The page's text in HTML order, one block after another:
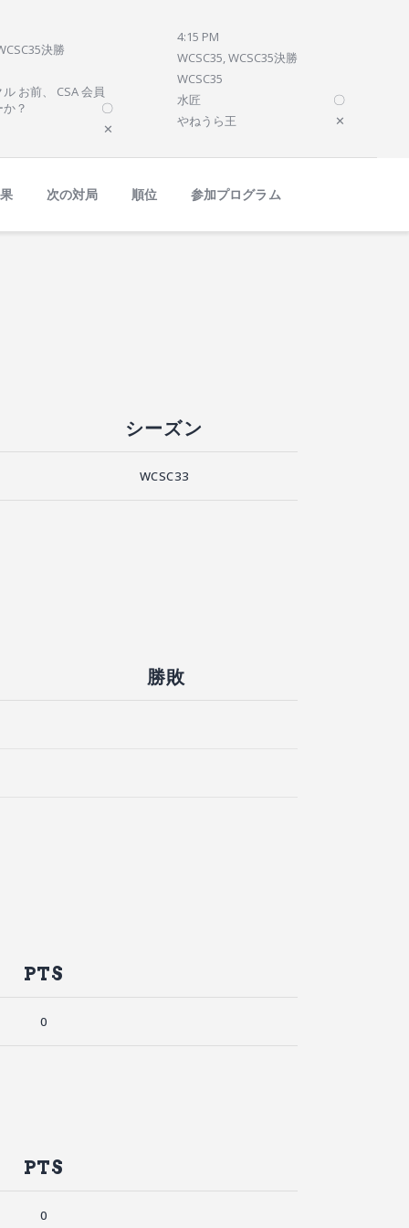
決勝
お前、 CSA 会員
？
〇
✕
4:15 PM
WCSC35, WCSC35決勝
WCSC35
水匠
〇
やねうら王
✕
次の対局 順位 参加プログラム
シーズン
WCSC33
勝敗
PTS
0
PTS
0